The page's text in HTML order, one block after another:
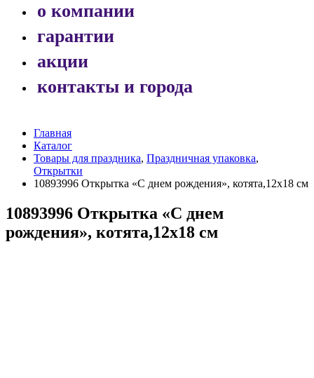
о компании
гарантии
акции
контакты и города
Главная
Каталог
Товары для праздника, Праздничная упаковка,
Открытки
10893996 Открытка «С днем рождения», котята,12х18 см
10893996 Открытка «С днем
рождения», котята,12х18 см